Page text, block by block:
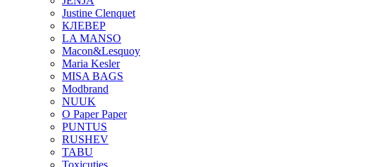
Justine Clenquet
КЛЕВЕР
LA MANSO
Macon&Lesquoy
Maria Kesler
MISA BAGS
Modbrand
NUUK
O Paper Paper
PUNTUS
RUSHEV
TABU
Toxicuties